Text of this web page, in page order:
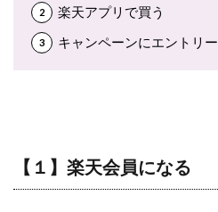
楽天アプリで買う
キャンペーンにエントリー
【１】楽天会員になる